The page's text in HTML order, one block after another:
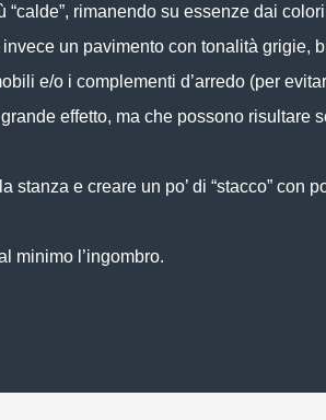
rimanendo su essenze dai
un pavimento con tonalità grigie,
e/o i complementi d’arredo (per
effetto, ma che possono risultare
e creare un po’ di “stacco” con
minimo l’ingombro.